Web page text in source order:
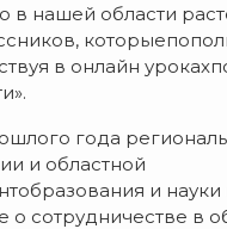
в нашей области
в онлайн
года
и областной
и
о сотрудничестве в